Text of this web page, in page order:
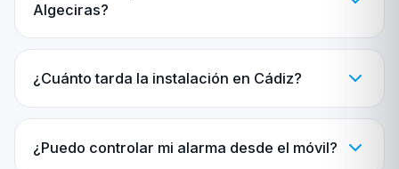
Algeciras?
¿Cuánto tarda la instalación en Cádiz?
¿Puedo controlar mi alarma desde el móvil?